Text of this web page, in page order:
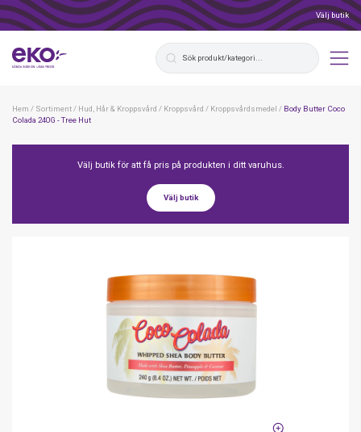
Välj butik
Hem / Sortiment/ Hud, Hår & Kroppsvård / Kroppsvård / Kroppsvårdsmedel / Body Butter Coco
Colada 240G - Tree Hut
Välj butik för att få pris på produkten i ditt varuhus.
Välj butik